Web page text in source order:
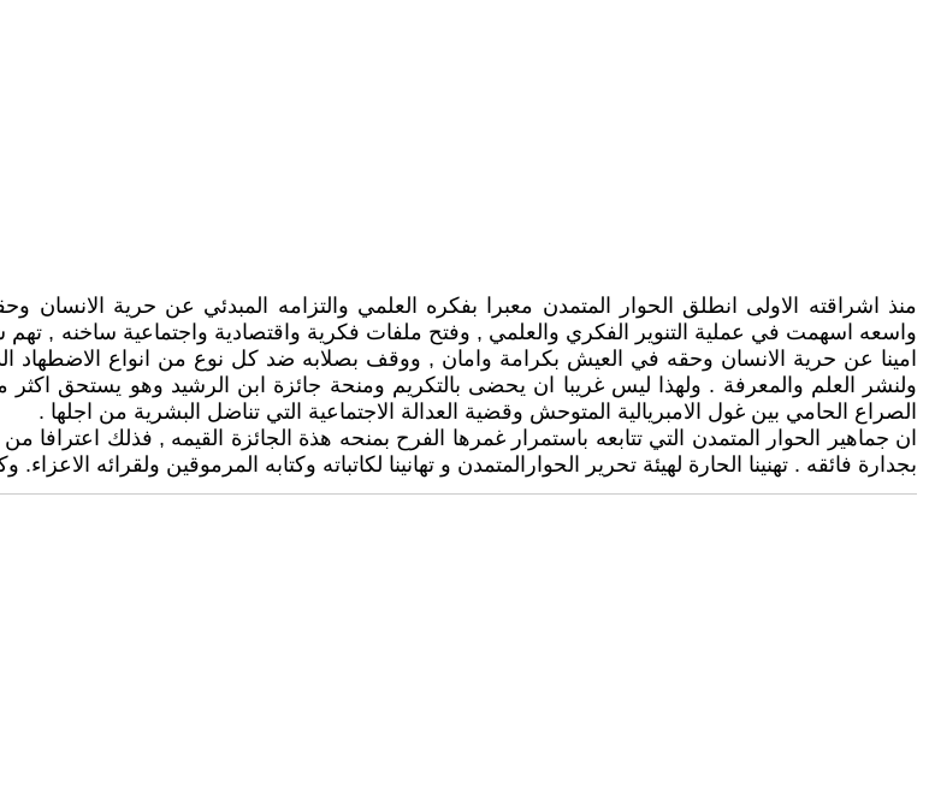
منذ اشراقته الاولى انطلق الحوار المتمدن معبرا بفكره العلمي والتزامه المبدئي عن حرية الانسان
واسعه اسهمت في عملية التنوير الفكري والعلمي , وفتح ملفات فكرية واقتصادية واجتماعية ساخنه , تهم
امينا عن حرية الانسان وحقه في العيش بكرامة وامان , ووقف بصلابه ضد كل نوع من انواع الاضطهاد
ولنشر العلم والمعرفة . ولهذا ليس غريبا ان يحضى بالتكريم ومنحة جائزة ابن الرشيد وهو يستحق اكثر
الصراع الحامي بين غول الامبريالية المتوحش وقضية العدالة الاجتماعية التي تناضل البشرية من اجلها .
ان جماهير الحوار المتمدن التي تتابعه باستمرار غمرها الفرح بمنحه هذة الجائزة القيمه , فذلك
بجدارة فائقه . تهنينا الحارة لهيئة تحرير الحوارالمتمدن و تهانينا لكاتباته وكتابه المرموقين ولقرائه